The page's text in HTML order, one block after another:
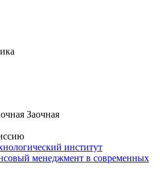
Заочная
институт
менеджмент в современных